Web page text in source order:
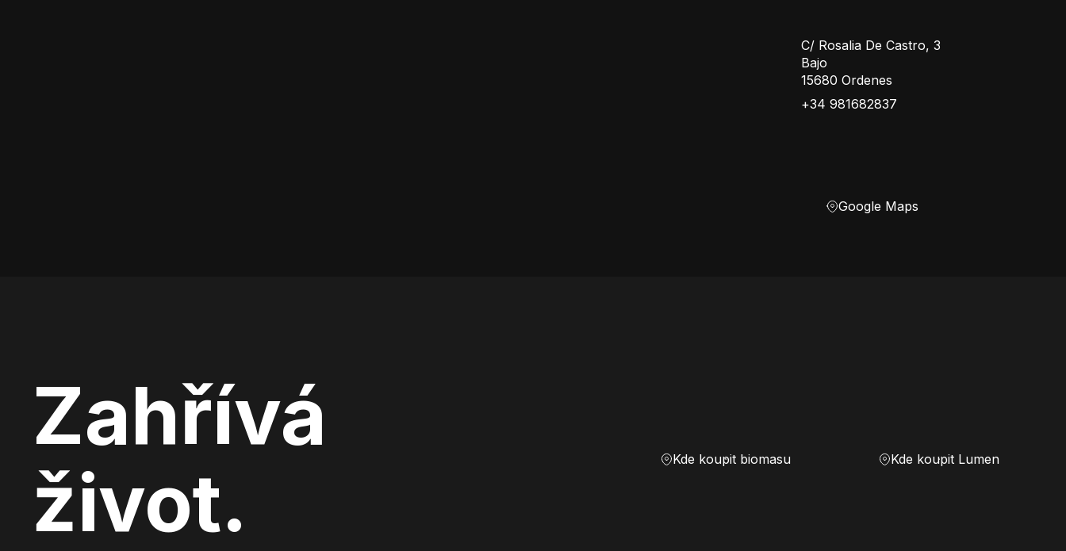
C/ Rosalia De Castro, 3
Bajo
15680 Ordenes
+34 981682837
Google Maps
Zahřívá
život.
Kde koupit biomasu Kde koupit Lumen